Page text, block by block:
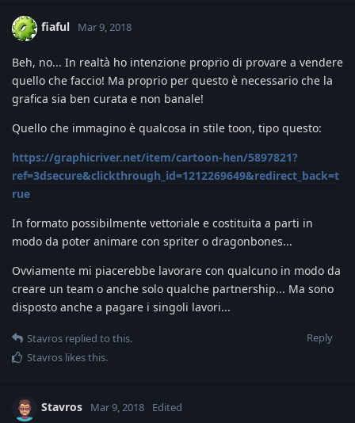
fiaful Mar 9, 2018
Beh, no... In realtà ho intenzione proprio di provare a vendere
quello che faccio! Ma proprio per questo è necessario che la
grafica sia ben curata e non banale!
Quello che immagino è qualcosa in stile toon, tipo questo:
https://graphicriver.net/item/cartoon-hen/5897821?
ref=3dsecure&clickthrough_id=1212269649&redirect_back=t
rue
In formato possibilmente vettoriale e costituita a parti in
modo da poter animare con spriter o dragonbones...
Ovviamente mi piacerebbe lavorare con qualcuno in modo da
creare un team o anche solo qualche partnership... Ma sono
disposto anche a pagare i singoli lavori...
Reply
Stavros replied to this.
Stavros likes this.
Stavros Mar 9, 2018 Edited